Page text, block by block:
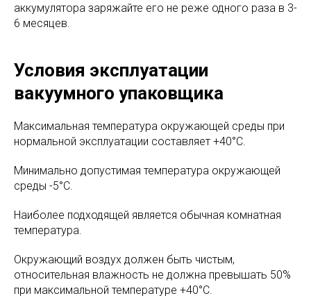
аккумулятора заряжайте его не реже одного раза в 3-
6 месяцев.
Условия эксплуатации
вакуумного упаковщика
Максимальная температура окружающей среды при
нормальной эксплуатации составляет +40°C.
Минимально допустимая температура окружающей
среды -5°C.
Наиболее подходящей является обычная комнатная
температура.
Окружающий воздух должен быть чистым,
относительная влажность не должна превышать 50%
при максимальной температуре +40°C.